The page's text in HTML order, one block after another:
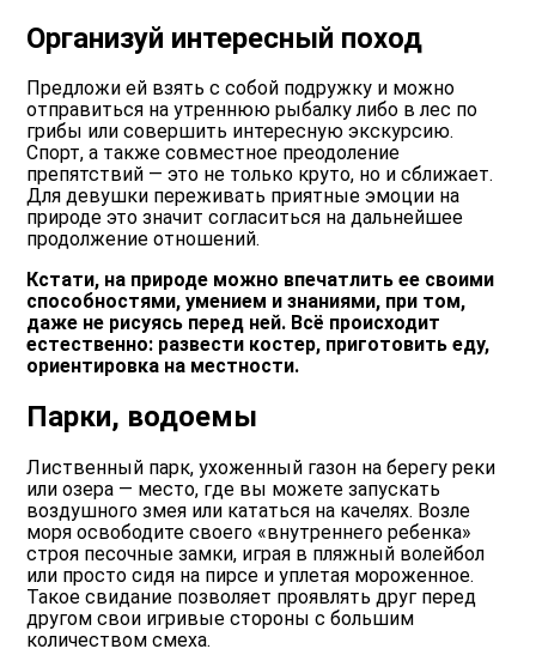
Организуй интересный поход
Предложи ей взять с собой подружку и можно
отправиться на утреннюю рыбалку либо в лес по
грибы или совершить интересную экскурсию.
Спорт, а также совместное преодоление
препятствий — это не только круто, но и сближает.
Для девушки переживать приятные эмоции на
природе это значит согласиться на дальнейшее
продолжение отношений.
Кстати, на природе можно впечатлить ее своими
способностями, умением и знаниями, при том,
даже не рисуясь перед ней. Всё происходит
естественно: развести костер, приготовить еду,
ориентировка на местности.
Парки, водоемы
Лиственный парк, ухоженный газон на берегу реки
или озера — место, где вы можете запускать
воздушного змея или кататься на качелях. Возле
моря освободите своего «внутреннего ребенка»
строя песочные замки, играя в пляжный волейбол
или просто сидя на пирсе и уплетая мороженное.
Такое свидание позволяет проявлять друг перед
другом свои игривые стороны с большим
количеством смеха.